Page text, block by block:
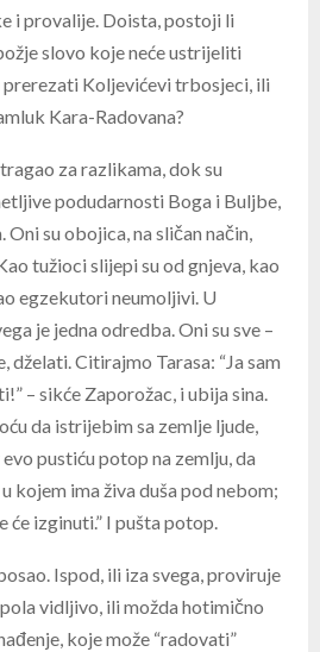
i provalije. Doista, postoji li
slovo koje neće ustrijeliti
Koljevićevi trbosjeci, ili
Kara-Radovana?
za razlikama, dok su
podudarnosti Boga i Buljbe,
su obojica, na sličan način,
tužioci slijepi su od gnjeva, kao
egzekutori neumoljivi. U
je jedna odredba. Oni su sve –
dželati. Citirajmo Tarasa: “Ja sam
– sikće Zaporožac, i ubija sina.
da istrijebim sa zemlje ljude,
pustiću potop na zemlju, da
kojem ima živa duša pod nebom;
će izginuti.” I pušta potop.
Ispod, ili iza svega, proviruje
vidljivo, ili možda hotimično
koje može “radovati”